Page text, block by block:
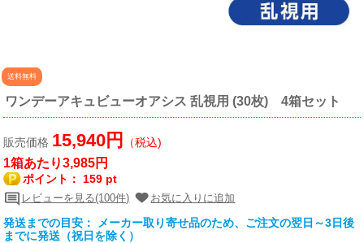
送料無料
ワンデーアキュビューオアシス 乱視用 (30枚) 4箱セット
販売価格 15,940円 （税込)
1箱あたり3,985円
ポイント： 159 pt
レビューを見る(100件) お気に入りに追加
発送までの目安： メーカー取り寄せ品のため、ご注文の翌日～3日後
までに発送（祝日を除く）